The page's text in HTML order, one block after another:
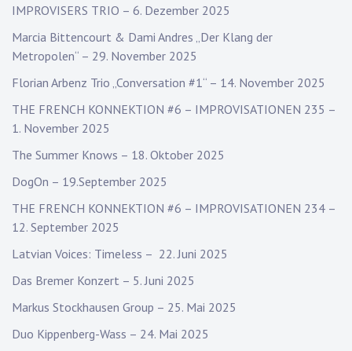
IMPROVISERS TRIO – 6. Dezember 2025
Marcia Bittencourt & Dami Andres „Der Klang der
Metropolen“ – 29. November 2025
Florian Arbenz Trio „Conversation #1“ – 14. November 2025
THE FRENCH KONNEKTION #6 – IMPROVISATIONEN 235 –
1. November 2025
The Summer Knows – 18. Oktober 2025
DogOn – 19.September 2025
THE FRENCH KONNEKTION #6 – IMPROVISATIONEN 234 –
12. September 2025
Latvian Voices: Timeless – 22. Juni 2025
Das Bremer Konzert – 5. Juni 2025
Markus Stockhausen Group – 25. Mai 2025
Duo Kippenberg-Wass – 24. Mai 2025